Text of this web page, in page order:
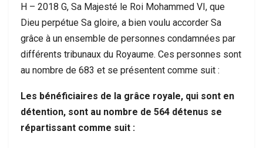
H – 2018 G, Sa Majesté le Roi Mohammed VI, que
Dieu perpétue Sa gloire, a bien voulu accorder Sa
grâce à un ensemble de personnes condamnées par
différents tribunaux du Royaume. Ces personnes sont
au nombre de 683 et se présentent comme suit :
Les bénéficiaires de la grâce royale, qui sont en
détention, sont au nombre de 564 détenus se
répartissant comme suit :